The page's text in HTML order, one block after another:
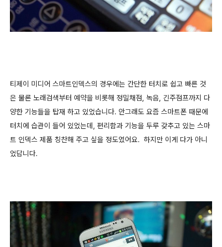
티제이 미디어 스마트인덱스의 경우에는 간단한 터치로 쉽고 빠른 것
은 물론 노래검색부터 예약을 비롯해 정밀채점, 녹음, 긴주점프까지 다
양한 기능들을 탑재 하고 있었습니다. 안그래도 요즘 스마트폰 때문에
터치에 습관이 들어 있었는데, 편리함과 기능을 두루 갖추고 있는 스마
트 인덱스 제품 칭찬해 주고 싶을 정도였어요. 하지만 이게 다가 아니
었답니다.